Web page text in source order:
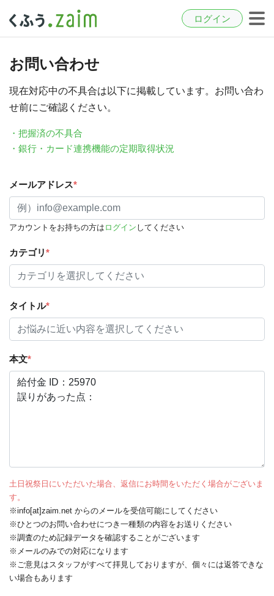
ログイン
お問い合わせ
現在対応中の不具合は以下に掲載しています。お問い合わ
せ前にご確認ください。
・把握済の不具合
・銀行・カード連携機能の定期取得状況
メールアドレス*
アカウントをお持ちの方は ログイン してください
カテゴリ*
タイトル*
本文*
土日祝祭日にいただいた場合、返信にお時間をいただく場合がございま
す。
※info[at]zaim.net からのメールを受信可能にしてください
※ひとつのお問い合わせにつき一種類の内容をお送りください
※調査のため記録データを確認することがございます
※メールのみでの対応になります
※ご意見はスタッフがすべて拝見しておりますが、個々には返答できな
い場合もあります